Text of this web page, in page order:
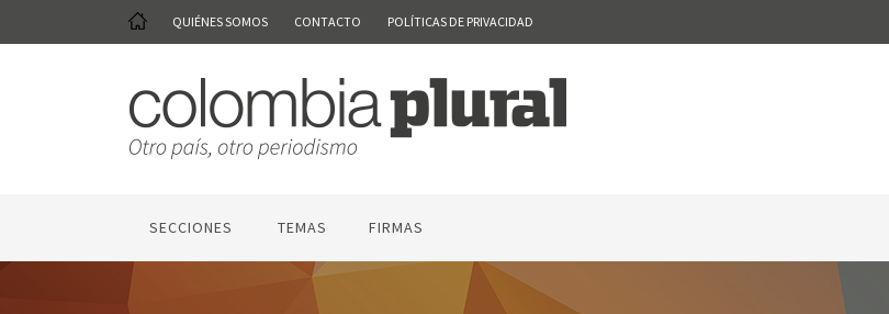
QUIÉNES SOMOS CONTACTO POLÍTICAS DE PRIVACIDAD
SECCIONES TEMAS FIRMAS